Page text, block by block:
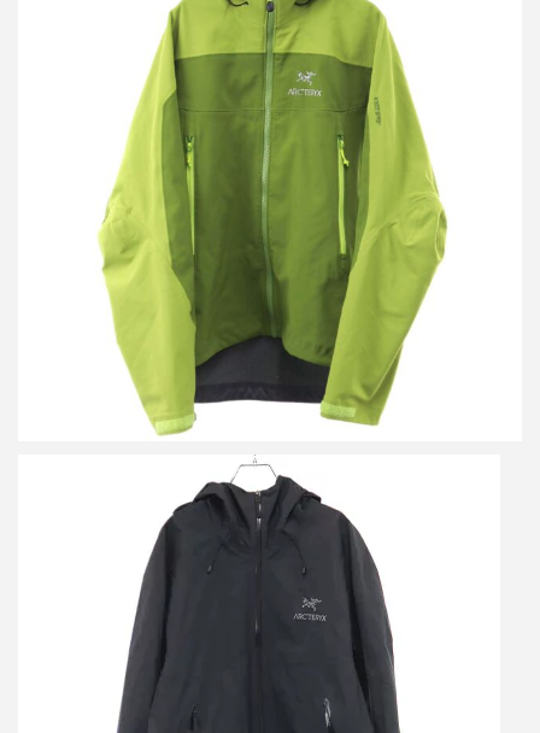
アークテリクス VENTA SV JACKET ジャケット
買取金額18,000円
アークテリクス Beta LT Jacket ベータジャケット